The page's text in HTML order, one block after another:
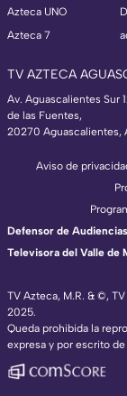
Azteca UNO
Azteca 7
TV AZTECA
Av. Aguascalientes Sur
de las Fuentes,
20270 Aguascalientes,
TV Azteca, M.R. & ©,
2025.
Queda prohibida la
expresa y por escrito
Aviso de
Defensor de
Televisora del Valle de